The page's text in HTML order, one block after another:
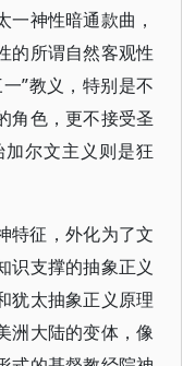
一神性暗通款曲，
的所谓自然客观性
”教义，特别是不
角色，更不接受圣
尔文主义则是狂
特征，外化为了文
识支撑的抽象正义
犹太抽象正义原理
洲大陆的变体，像